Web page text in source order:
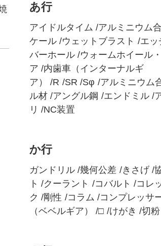
あ行
アイドルタイム アルミニウム
ケール ウェットブラスト エッ
バーホール ウォームホイール
ア 内歯車（インターナルギ
ア）
R SR Sφ アルミニウム
ル材 アングル鋼 エンドミル
リ
NC装置
か行
ガンドリル 幾何公差 きさげ
ト
クーラント コバルト
コレ
ク
剛性 コラム コンプレッサ
（ベベルギア）
□ けがき 切粉